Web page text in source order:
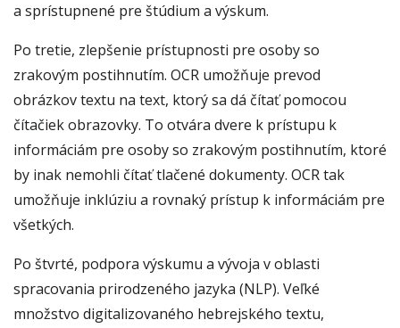
a sprístupnené pre štúdium a výskum.
Po tretie, zlepšenie prístupnosti pre osoby so
zrakovým postihnutím. OCR umožňuje prevod
obrázkov textu na text, ktorý sa dá čítať pomocou
čítačiek obrazovky. To otvára dvere k prístupu k
informáciám pre osoby so zrakovým postihnutím, ktoré
by inak nemohli čítať tlačené dokumenty. OCR tak
umožňuje inklúziu a rovnaký prístup k informáciám pre
všetkých.
Po štvrté, podpora výskumu a vývoja v oblasti
spracovania prirodzeného jazyka (NLP). Veľké
množstvo digitalizovaného hebrejského textu,